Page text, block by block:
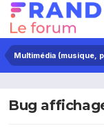
Multimédia (musique,
Bug